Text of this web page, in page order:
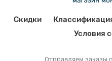
Скидки
Условия
Отправляем заказы